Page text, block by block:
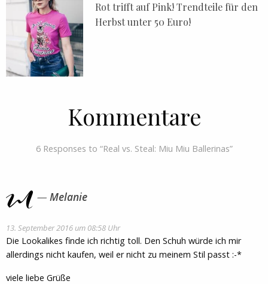
Rot trifft auf Pink! Trendteile für den
Herbst unter 50 Euro!
Kommentare
6 Responses to “Real vs. Steal: Miu Miu Ballerinas”
Melanie
13. September 2016 um 08:58 Uhr
Die Lookalikes finde ich richtig toll. Den Schuh würde ich mir
allerdings nicht kaufen, weil er nicht zu meinem Stil passt :-*
viele liebe Grüße